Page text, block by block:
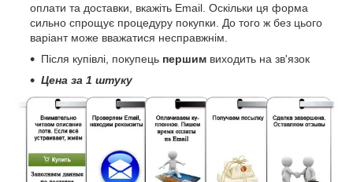
оплати та доставки, вкажіть Email. Оскільки ця форма
сильно спрощує процедуру покупки. До того ж без цього
варіант може вважатися несправжнім.
Після купівлі, покупець першим виходить на зв'язок
Цена за 1 штуку